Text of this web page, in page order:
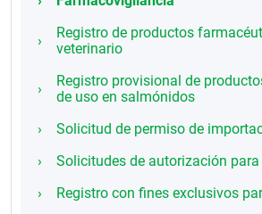
Registro de productos
veterinario
Registro provisional de
de uso en salmónidos
Solicitud de permiso de
Solicitudes de autorización
Registro con fines exclusivos